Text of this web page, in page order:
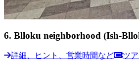
6. Blloku neighborhood (Ish-
詳細、ヒント、営業時間など ツ